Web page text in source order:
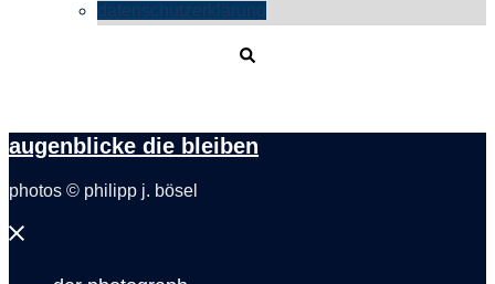
datenschutzerklärung
augenblicke die bleiben
photos © philipp j. bösel
Menü